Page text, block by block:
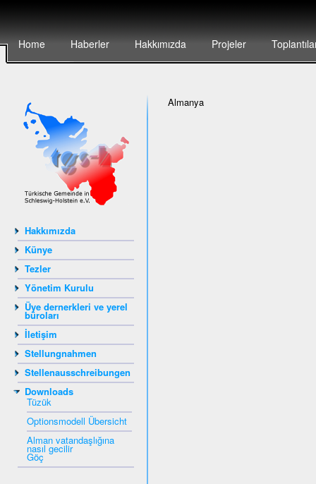
Home Haberler Hakkımızda Projeler
Hakkımızda
Künye
Tezler
Yönetim Kurulu
Üye dernerkleri ve yerel
büroları
İletişim
Stellungnahmen
Stellenausschreibungen
Downloads
Tüzük
Optionsmodell Übersicht
Alman vatandaşlığına
nasıl gecilir
Göç
Almanya